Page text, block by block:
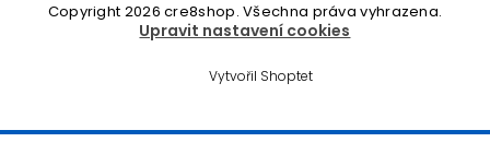
Vytvořil Shoptet
Copyright 2026cre8shop. Všechna práva vyhrazena.
Upravit nastavení cookies